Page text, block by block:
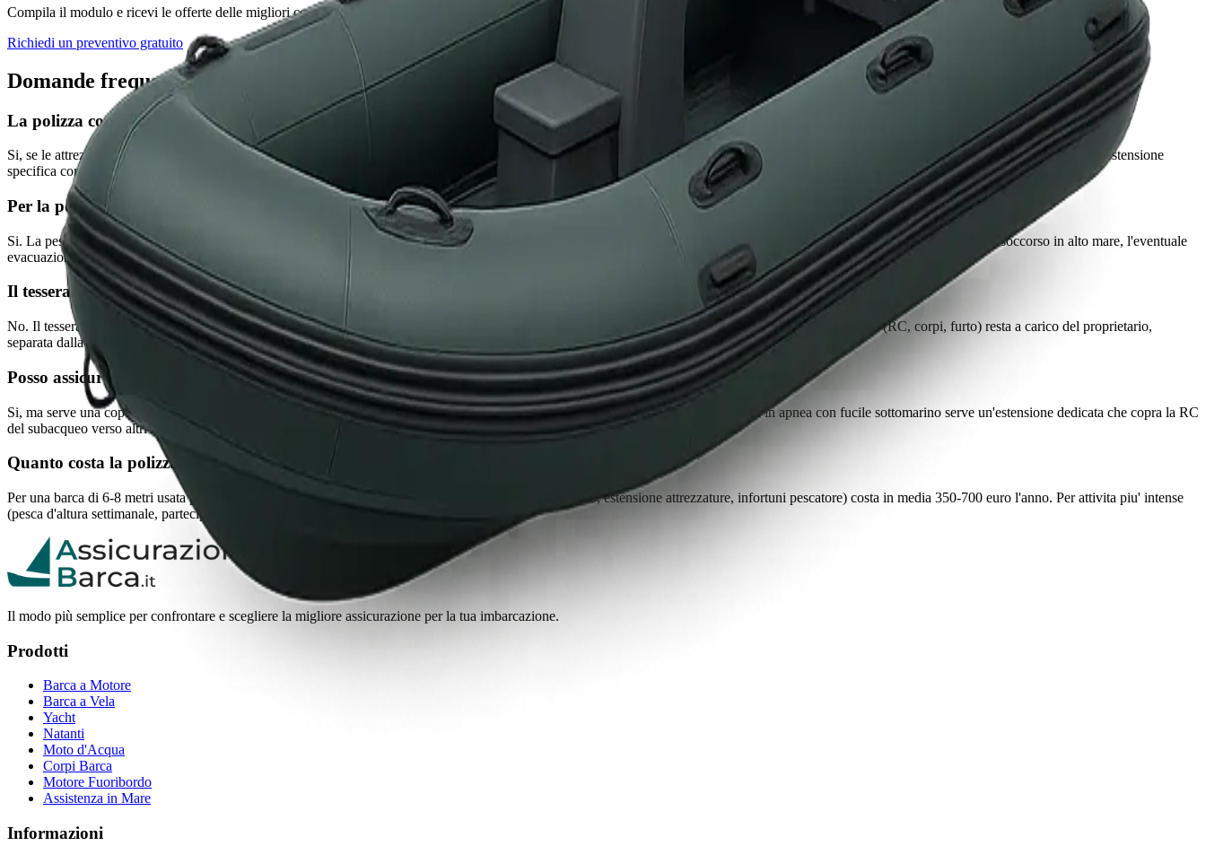
Compila il modulo e ricevi le offerte delle migliori compagnie nautiche italiane in pochi minuti.
Richiedi un preventivo gratuito
Domande frequenti
La polizza copre il furto della canna da pesca a bordo?
Si, se le attrezzature da pesca sono elencate in polizza con descrizione e valore. Le polizze standard hanno limiti per singolo oggetto (500-1.000 euro): per attrezzature di valore superiore serve un'estensione
specifica con elenco dettagliato di ogni pezzo.
Per la pesca d'altura serve una copertura specifica?
Si. La pesca oltre le 12 miglia dalla costa esce dall'area di navigazione standard delle polizze barca per uso costiero. Serve un'estensione 'aree di navigazione estese' che copra il soccorso in alto mare, l'eventuale
evacuazione medica con elicottero e gli infortuni del pescatore in condizioni di mare aperto.
Il tesseramento FIPSAS include l'assicurazione dell'imbarcazione?
No. Il tesseramento FIPSAS copre la RC verso altri partecipanti durante le gare ufficiali e gli infortuni del pescatore tesserato. La polizza dell'imbarcazione (RC, corpi, furto) resta a carico del proprietario,
separata dalla copertura federale.
Posso assicurare la pesca in apnea con fucile subacqueo?
Si, ma serve una copertura specifica. Le polizze barca standard escludono in genere le attivita subacquee con uso di armi. Per la pesca in apnea con fucile sottomarino serve un'estensione dedicata che copra la RC
del subacqueo verso altri bagnanti e l'eventuale soccorso in immersione.
Quanto costa la polizza completa per pesca sportiva da barca?
Per una barca di 6-8 metri usata per pesca sportiva amatoriale la polizza completa (RC barca, corpi, furto, estensione attrezzature, infortuni pescatore) costa in media 350-700 euro l'anno. Per attivita piu' intense
(pesca d'altura settimanale, partecipazione a gare) il costo sale a 800-1.500 euro l'anno.
Il modo più semplice per confrontare e scegliere la migliore assicurazione per la tua imbarcazione.
Prodotti
Barca a Motore
Barca a Vela
Yacht
Natanti
Moto d'Acqua
Corpi Barca
Motore Fuoribordo
Assistenza in Mare
Informazioni